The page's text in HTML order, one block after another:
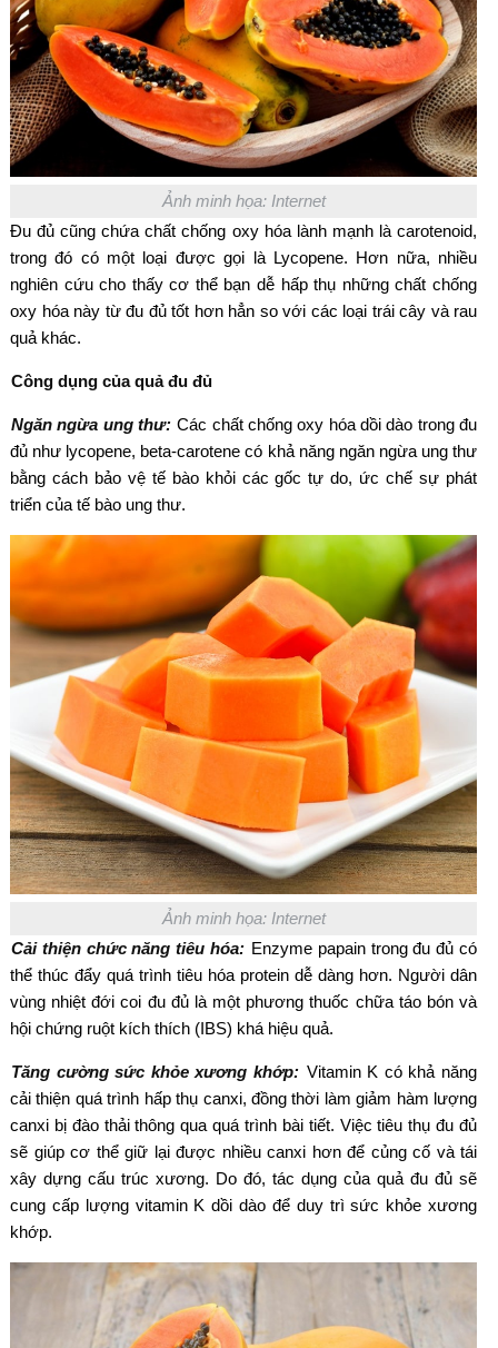
Ảnh minh họa: Internet
Đu đủ cũng chứa chất chống oxy hóa lành mạnh là carotenoid,
trong đó có một loại được gọi là Lycopene. Hơn nữa, nhiều
nghiên cứu cho thấy cơ thể bạn dễ hấp thụ những chất chống
oxy hóa này từ đu đủ tốt hơn hẳn so với các loại trái cây và rau
quả khác.
Công dụng của quả đu đủ
Ngăn ngừa ung thư: Các chất chống oxy hóa dồi dào trong đu
đủ như lycopene, beta-carotene có khả năng ngăn ngừa ung thư
bằng cách bảo vệ tế bào khỏi các gốc tự do, ức chế sự phát
triển của tế bào ung thư.
Ảnh minh họa: Internet
Cải thiện chức năng tiêu hóa: Enzyme papain trong đu đủ có
thể thúc đẩy quá trình tiêu hóa protein dễ dàng hơn. Người dân
vùng nhiệt đới coi đu đủ là một phương thuốc chữa táo bón và
hội chứng ruột kích thích (IBS) khá hiệu quả.
Tăng cường sức khỏe xương khớp: Vitamin K có khả năng
cải thiện quá trình hấp thụ canxi, đồng thời làm giảm hàm lượng
canxi bị đào thải thông qua quá trình bài tiết. Việc tiêu thụ đu đủ
sẽ giúp cơ thể giữ lại được nhiều canxi hơn để củng cố và tái
xây dựng cấu trúc xương. Do đó, tác dụng của quả đu đủ sẽ
cung cấp lượng vitamin K dồi dào để duy trì sức khỏe xương
khớp.